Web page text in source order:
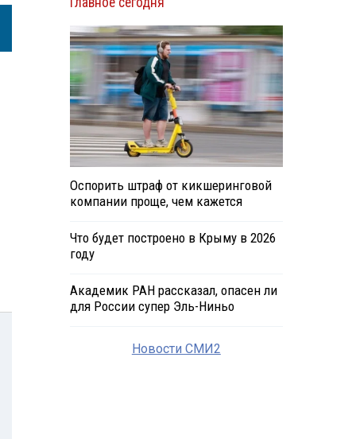
Оспорить штраф от кикшеринговой
компании проще, чем кажется
Что будет построено в Крыму в 2026
году
Академик РАН рассказал, опасен ли
для России супер Эль-Ниньо
Новости СМИ2